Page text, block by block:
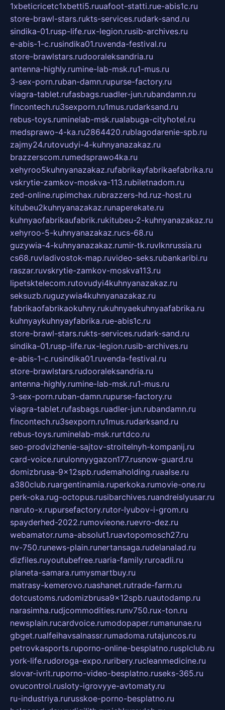
1xbeticricetc1xbetti5.ruuafoot-statti.rue-abis1c.ru
store-brawl-stars.rukts-services.rudark-sand.ru
sindika-01.rusp-life.rux-legion.rusib-archives.ru
e-abis-1-c.rusindika01.ruvenda-festival.ru
store-brawlstars.rudooraleksandria.ru
antenna-highly.rumine-lab-msk.ru1-mus.ru
3-sex-porn.ruban-damn.rupurse-factory.ru
viagra-tablet.rufasbags.ruadler-jun.rubandamn.ru
fincontech.ru3sexporn.ru1mus.rudarksand.ru
rebus-toys.ruminelab-msk.rualabuga-cityhotel.ru
medsprawo-4-ka.ru2864420.rublagodarenie-spb.ru
zajmy24.rutovudyi-4-kuhnyanazakaz.ru
brazzerscom.rumedsprawo4ka.ru
xehyroo5kuhnyanazakaz.rufabrikayfabrikaefabrika.ru
vskrytie-zamkov-moskva-113.rubiletnadom.ru
zed-online.rupimchax.rubrazzers-hd.ruz-host.ru
kitubeu2kuhnyanazakaz.runaperekate.ru
kuhnyaofabrikaufabrik.rukitubeu-2-kuhnyanazakaz.ru
xehyroo-5-kuhnyanazakaz.rucs-68.ru
guzywia-4-kuhnyanazakaz.rumir-tk.ruvlknrussia.ru
cs68.ruvladivostok-map.ruvideo-seks.rubankaribi.ru
raszar.ruvskrytie-zamkov-moskva113.ru
lipetsktelecom.rutovudyi4kuhnyanazakaz.ru
seksuzb.ruguzywia4kuhnyanazakaz.ru
fabrikaofabrikaokuhny.rukuhnyaekuhnyaafabrika.ru
kuhnyaykuhnyayfabrika.rue-abis1c.ru
store-brawl-stars.rukts-services.rudark-sand.ru
sindika-01.rusp-life.rux-legion.rusib-archives.ru
e-abis-1-c.rusindika01.ruvenda-festival.ru
store-brawlstars.rudooraleksandria.ru
antenna-highly.rumine-lab-msk.ru1-mus.ru
3-sex-porn.ruban-damn.rupurse-factory.ru
viagra-tablet.rufasbags.ruadler-jun.rubandamn.ru
fincontech.ru3sexporn.ru1mus.rudarksand.ru
rebus-toys.ruminelab-msk.rurtdco.ru
seo-prodvizhenie-sajtov-stroitelnyh-kompanij.ru
card-voice.rurulonnyygazon177.rusnow-guard.ru
domizbrusa-9x12spb.rudemaholding.ruaalse.ru
a380club.ruargentinamia.ruperkoka.rumovie-one.ru
perk-oka.rug-octopus.rusibarchives.ruandreislyusar.ru
naruto-x.rupursefactory.rutor-lyubov-i-grom.ru
spayderhed-2022.rumovieone.ruevro-dez.ru
webamator.ruma-absolut1.ruavtopomosch27.ru
nv-750.runews-plain.runertansaga.rudelanalad.ru
dizfiles.ruyoutubefree.ruaria-family.ruroadli.ru
planeta-samara.rumysmartbuy.ru
matrasy-kemerovo.ruashanet.rutrade-farm.ru
dotcustoms.rudomizbrusa9x12spb.ruautodamp.ru
narasimha.rudjcommodities.runv750.rux-ton.ru
newsplain.rucardvoice.rumodopaper.rumanunae.ru
gbget.rualfeihavsalnassr.rumadoma.rutajuncos.ru
petrovkasports.ruporno-online-besplatno.rusplclub.ru
york-life.rudoroga-expo.ruribery.rucleanmedicine.ru
slovar-ivrit.ruporno-video-besplatno.ruseks-365.ru
ovucontrol.rusloty-igrovyye-avtomaty.ru
ru-industriya.rurusskoe-porno-besplatno.ru